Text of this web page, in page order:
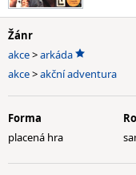
Žánr
akce>arkáda
akce>akční adventura
Forma
placená hra